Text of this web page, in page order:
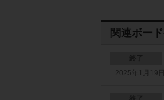
関連ボー
2025年1月19日